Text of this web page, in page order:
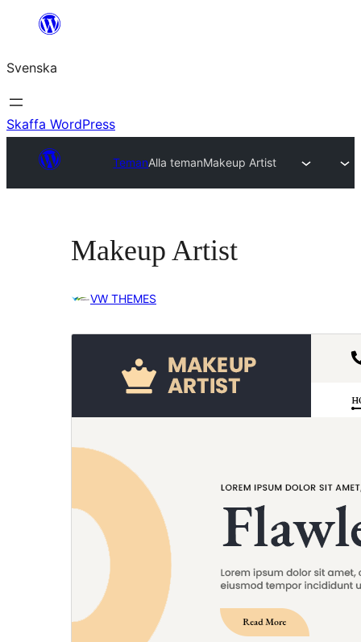
Hoppa
innehåll
Svenska
Skaffa WordPress
TemanAlla temanMakeup Artist
Makeup Artist
VW THEMES